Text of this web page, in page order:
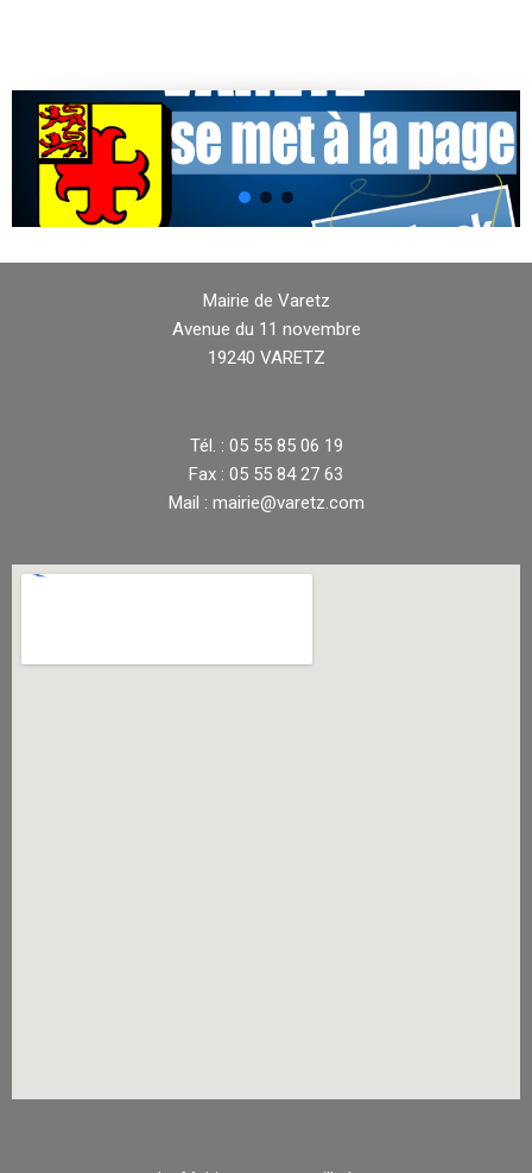
Mairie de Varetz
Avenue du 11 novembre
19240 VARETZ
Tél. : 05 55 85 06 19
Fax : 05 55 84 27 63
Mail : mairie@varetz.com